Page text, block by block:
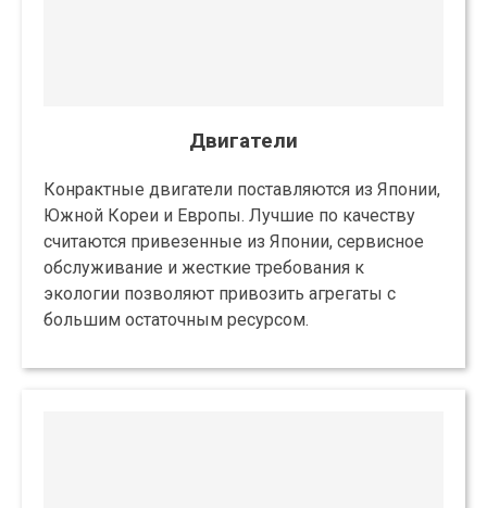
Двигатели
Конрактные двигатели поставляются из Японии,
Южной Кореи и Европы. Лучшие по качеству
считаются привезенные из Японии, сервисное
обслуживание и жесткие требования к
экологии позволяют привозить агрегаты с
большим остаточным ресурсом.